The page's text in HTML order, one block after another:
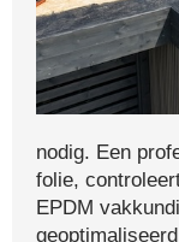
nodig. Een
folie,
EPDM